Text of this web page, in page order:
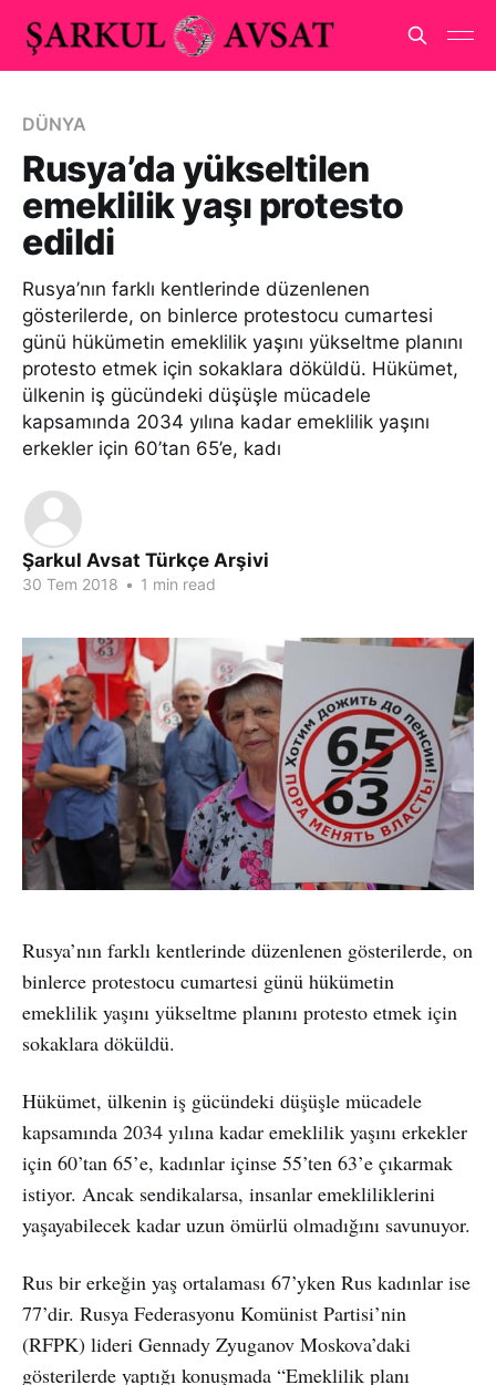
DÜNYA
Rusya’da yükseltilen
emeklilik yaşı protesto
edildi
Rusya’nın farklı kentlerinde düzenlenen
gösterilerde, on binlerce protestocu cumartesi
günü hükümetin emeklilik yaşını yükseltme planını
protesto etmek için sokaklara döküldü. Hükümet,
ülkenin iş gücündeki düşüşle mücadele
kapsamında 2034 yılına kadar emeklilik yaşını
erkekler için 60’tan 65’e, kadı
Şarkul Avsat Türkçe Arşivi
30 Tem 2018 • 1 min read
Rusya’nın farklı kentlerinde düzenlenen gösterilerde, on
binlerce protestocu cumartesi günü hükümetin
emeklilik yaşını yükseltme planını protesto etmek için
sokaklara döküldü.
Hükümet, ülkenin iş gücündeki düşüşle mücadele
kapsamında 2034 yılına kadar emeklilik yaşını erkekler
için 60’tan 65’e, kadınlar içinse 55’ten 63’e çıkarmak
istiyor. Ancak sendikalarsa, insanlar emekliliklerini
yaşayabilecek kadar uzun ömürlü olmadığını savunuyor.
Rus bir erkeğin yaş ortalaması 67’yken Rus kadınlar ise
77’dir. Rusya Federasyonu Komünist Partisi’nin
(RFPK) lideri Gennady Zyuganov Moskova’daki
gösterilerde yaptığı konuşmada “Emeklilik planı